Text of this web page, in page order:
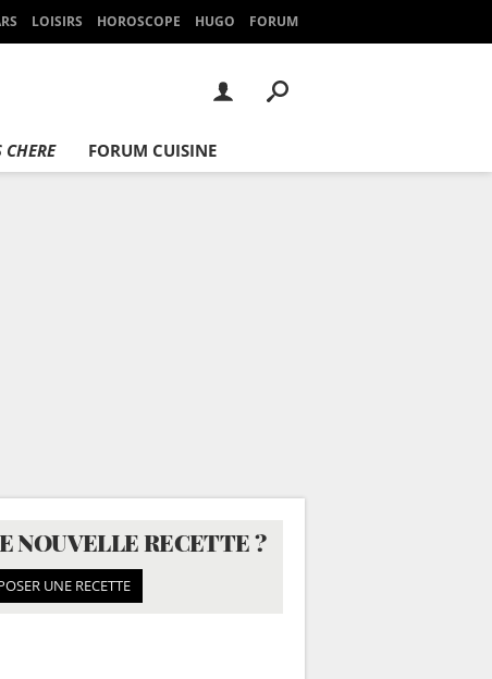
LOISIRS HOROSCOPE HUGO FORUM
FORUM CUISINE
NOUVELLE RECETTE ?
UNE RECETTE